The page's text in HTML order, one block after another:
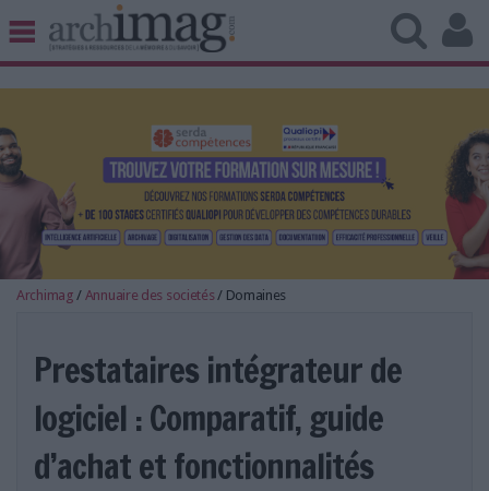
BIBLIOTHÈQUE ÉDITION
UNIVERS DATA
TRAVAIL COLLABORATIF
VIE NUMÉRIQUE
NUMÉRIQUE RESPONSABLE
LES DOSSIERS
LES NEWSLETTERS
LE MAGAZINE
Archimag / Annuaire des societés / Domaines
Prestataires intégrateur de
logiciel : Comparatif, guide
d’achat et fonctionnalités